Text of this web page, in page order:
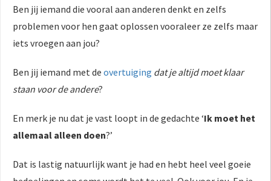
Ben jij iemand die vooral aan anderen denkt en zelfs
problemen voor hen gaat oplossen vooraleer ze zelfs maar
iets vroegen aan jou?
Ben jij iemand met de overtuiging dat je altijd moet klaar
staan voor de andere?
En merk je nu dat je vast loopt in de gedachte ‘Ik moet het
allemaal alleen doen?’
Dat is lastig natuurlijk want je had en hebt heel veel goeie